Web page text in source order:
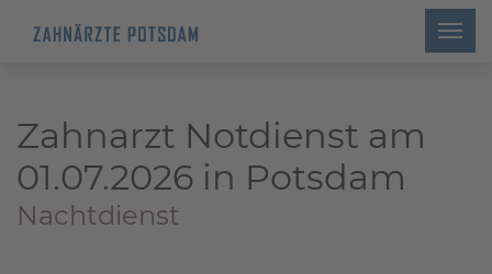
Zahnarzt Notdienst am
01.07.2026 in Potsdam
Nachtdienst